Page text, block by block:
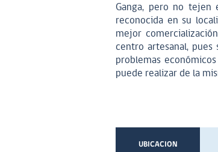
Ganga, pero no tejen
reconocida en su
mejor
centro artesanal, pues
problemas
puede realizar de la
UBICACION